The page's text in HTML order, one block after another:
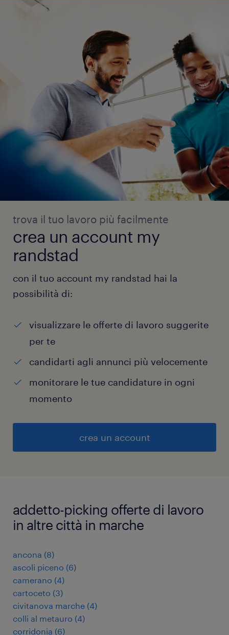
trova il tuo lavoro più facilmente
crea un account my
randstad
con il tuo account my randstad hai la
possibilità di:
visualizzare le offerte di lavoro suggerite
per te
candidarti agli annunci più velocemente
monitorare le tue candidature in ogni
momento
crea un account
addetto-picking offerte di lavoro
in altre città in marche
ancona (8)
ascoli piceno (6)
camerano (4)
cartoceto (3)
civitanova marche (4)
colli al metauro (4)
corridonia (6)